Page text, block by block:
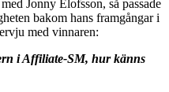
Jonny Elofsson, så passade
bakom hans framgångar i
med vinnaren:
i Affiliate-SM, hur känns